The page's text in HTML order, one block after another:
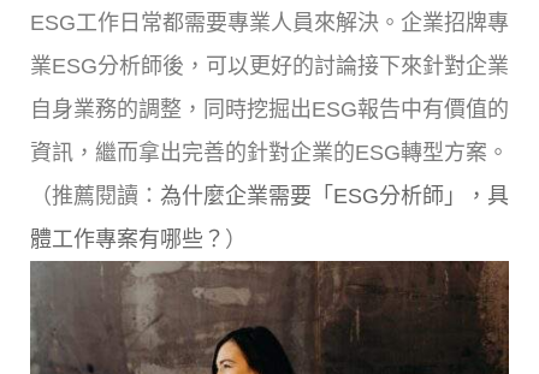
ESG工作日常都需要專業人員來解決。企業招牌專
業ESG分析師後，可以更好的討論接下來針對企業
自身業務的調整，同時挖掘出ESG報告中有價值的
資訊，繼而拿出完善的針對企業的ESG轉型方案。
（推薦閱讀： 為什麼企業需要「ESG分析師」，具
體工作專案有哪些？ ）